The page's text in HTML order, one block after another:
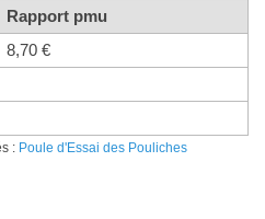
Rapport pmu
8,70 €
: Poule d'Essai des Pouliches